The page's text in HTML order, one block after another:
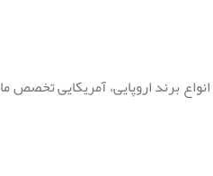
برند اروپایی، آمریکایی تخصص ما